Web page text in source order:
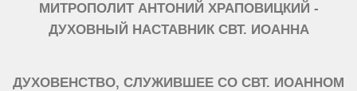
МИТРОПОЛИТ АНТОНИЙ ХРАПОВИЦКИЙ -
ДУХОВНЫЙ НАСТАВНИК СВТ. ИОАННА
ДУХОВЕНСТВО, СЛУЖИВШЕЕ СО СВТ. ИОАННОМ